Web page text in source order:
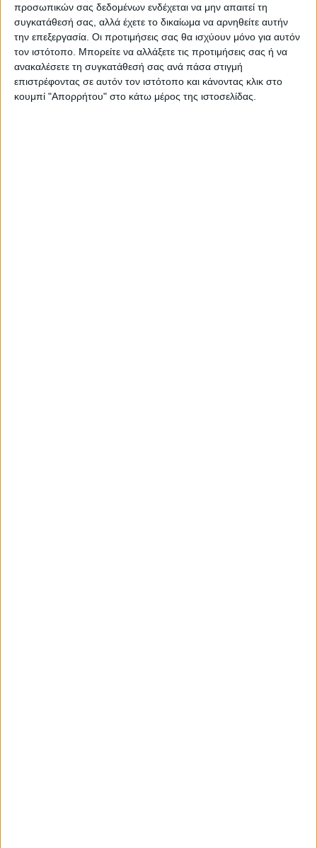
προσωπικών σας δεδομένων ενδέχεται να μην απαιτεί τη
συγκατάθεσή σας, αλλά έχετε το δικαίωμα να αρνηθείτε αυτήν
την επεξεργασία. Οι προτιμήσεις σας θα ισχύουν μόνο για αυτόν
τον ιστότοπο. Μπορείτε να αλλάξετε τις προτιμήσεις σας ή να
ανακαλέσετε τη συγκατάθεσή σας ανά πάσα στιγμή
επιστρέφοντας σε αυτόν τον ιστότοπο και κάνοντας κλικ στο
κουμπί "Απορρήτου" στο κάτω μέρος της ιστοσελίδας.
Σαρακηνός – Ελασσόνα.
Δ.Φ.